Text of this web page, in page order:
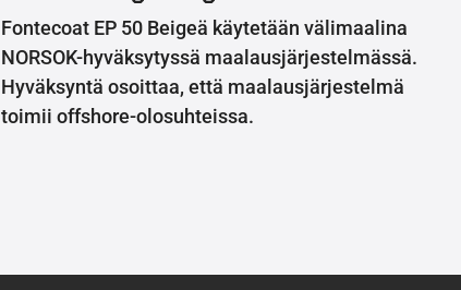
Fontecoat EP 50 Beigeä käytetään välimaalina
NORSOK-hyväksytyssä maalausjärjestelmässä.
Hyväksyntä osoittaa, että maalausjärjestelmä
toimii offshore-olosuhteissa.